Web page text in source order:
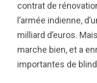
contrat de
l’armée indienne,
milliard d’euros.
marche bien, et a
importantes de